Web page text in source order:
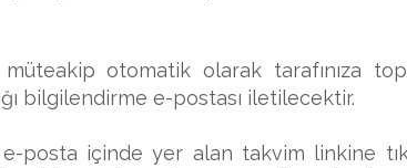
müteakip otomatik olarak tarafınıza
bilgilendirme e-postası iletilecektir.
e-posta içinde yer alan takvim linkine